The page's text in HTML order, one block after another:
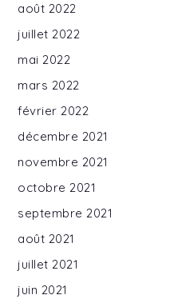
août 2022
juillet 2022
mai 2022
mars 2022
février 2022
décembre 2021
novembre 2021
octobre 2021
septembre 2021
août 2021
juillet 2021
juin 2021